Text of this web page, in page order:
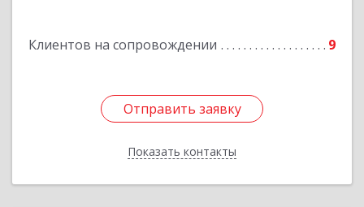
Клиентов на сопровождении 9
Отправить заявку
Показать контакты
Подробнее
Отправить заявку
Назад